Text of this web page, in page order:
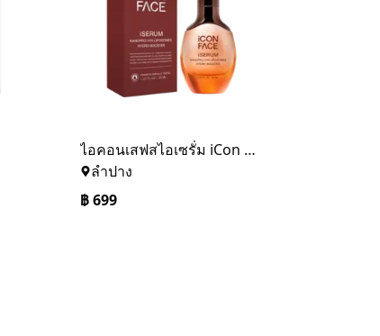
ไอคอนเสฟสไอเซรั่ม iCon Face iSerum
ลำปาง
฿699